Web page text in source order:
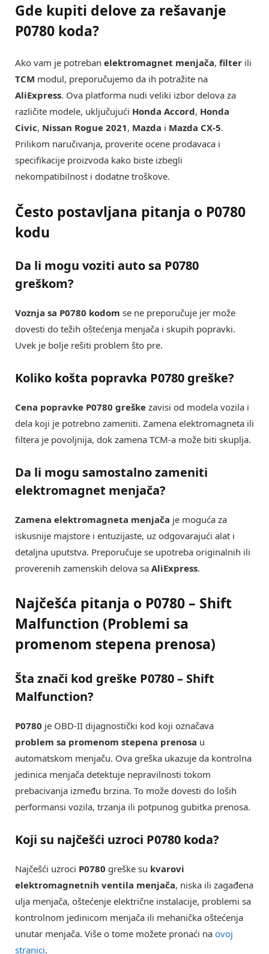
Gde kupiti delove za rešavanje
P0780 koda?
Ako vam je potreban elektromagnet menjača, filter ili
TCM modul, preporučujemo da ih potražite na
AliExpress. Ova platforma nudi veliki izbor delova za
različite modele, uključujući Honda Accord, Honda
Civic, Nissan Rogue 2021, Mazda i Mazda CX-5.
Prilikom naručivanja, proverite ocene prodavaca i
specifikacije proizvoda kako biste izbegli
nekompatibilnost i dodatne troškove.
Često postavljana pitanja o P0780
kodu
Da li mogu voziti auto sa P0780
greškom?
Voznja sa P0780 kodom se ne preporučuje jer može
dovesti do težih oštećenja menjača i skupih popravki.
Uvek je bolje rešiti problem što pre.
Koliko košta popravka P0780 greške?
Cena popravke P0780 greške zavisi od modela vozila i
dela koji je potrebno zameniti. Zamena elektromagneta ili
filtera je povoljnija, dok zamena TCM-a može biti skuplja.
Da li mogu samostalno zameniti
elektromagnet menjača?
Zamena elektromagneta menjača je moguća za
iskusnije majstore i entuzijaste, uz odgovarajući alat i
detaljna uputstva. Preporučuje se upotreba originalnih ili
proverenih zamenskih delova sa AliExpress.
Najčešća pitanja o P0780 – Shift
Malfunction (Problemi sa
promenom stepena prenosa)
Šta znači kod greške P0780 – Shift
Malfunction?
P0780 je OBD-II dijagnostički kod koji označava
problem sa promenom stepena prenosa u
automatskom menjaču. Ova greška ukazuje da kontrolna
jedinica menjača detektuje nepravilnosti tokom
prebacivanja između brzina. To može dovesti do loših
performansi vozila, trzanja ili potpunog gubitka prenosa.
Koji su najčešći uzroci P0780 koda?
Najčešći uzroci P0780 greške su kvarovi
elektromagnetnih ventila menjača, niska ili zagađena
ulja menjača, oštećenje električne instalacije, problemi sa
kontrolnom jedinicom menjača ili mehanička oštećenja
unutar menjača. Više o tome možete pronaći na ovoj
stranici.